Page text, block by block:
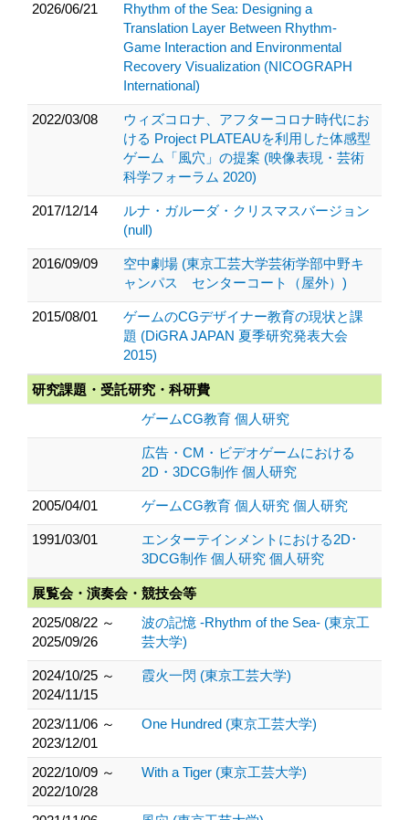
2026/06/21
Rhythm of the Sea: Designing a
Translation Layer Between Rhythm-
Game Interaction and Environmental
Recovery Visualization (NICOGRAPH
International)
2022/03/08
ウィズコロナ、アフターコロナ時代にお
ける Project PLATEAUを利用した体感型
ゲーム「風穴」の提案 (映像表現・芸術
科学フォーラム 2020)
2017/12/14
ルナ・ガルーダ・クリスマスバージョン
(null)
2016/09/09
空中劇場 (東京工芸大学芸術学部中野キ
ャンパス センターコート（屋外）)
2015/08/01
ゲームのCGデザイナー教育の現状と課
題 (DiGRA JAPAN 夏季研究発表大会
2015)
研究課題・受託研究・科研費
ゲームCG教育 個人研究
広告・CM・ビデオゲームにおける
2D・3DCG制作 個人研究
2005/04/01 ゲームCG教育 個人研究 個人研究
1991/03/01
エンターテインメントにおける2D･
3DCG制作 個人研究 個人研究
展覧会・演奏会・競技会等
2025/08/22 ～
2025/09/26
波の記憶 -Rhythm of the Sea- (東京工
芸大学)
2024/10/25 ～
2024/11/15
霞火一閃 (東京工芸大学)
2023/11/06 ～
2023/12/01
One Hundred (東京工芸大学)
2022/10/09 ～
2022/10/28
With a Tiger (東京工芸大学)